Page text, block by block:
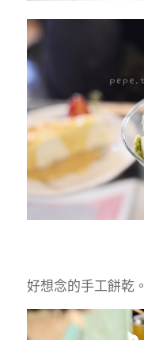
好想念的手工餅乾。